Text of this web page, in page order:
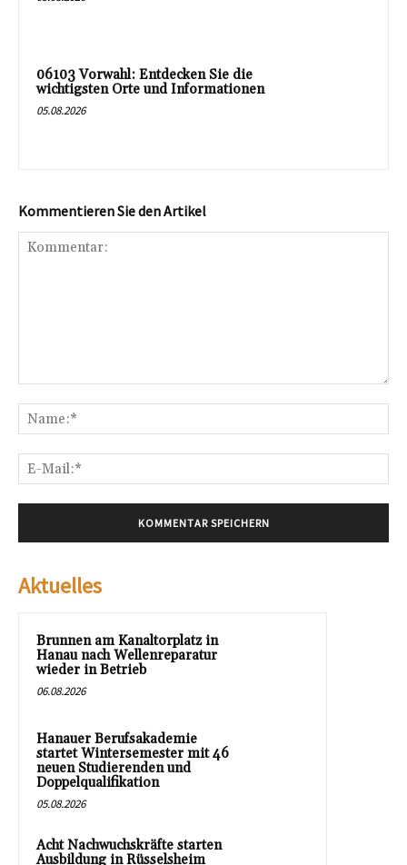
06103 Vorwahl: Entdecken Sie die
wichtigsten Orte und Informationen
05.08.2026
Kommentieren Sie den Artikel
Aktuelles
Brunnen am Kanaltorplatz in
Hanau nach Wellenreparatur
wieder in Betrieb
06.08.2026
Hanauer Berufsakademie
startet Wintersemester mit 46
neuen Studierenden und
Doppelqualifikation
05.08.2026
Acht Nachwuchskräfte starten
Ausbildung in Rüsselsheim